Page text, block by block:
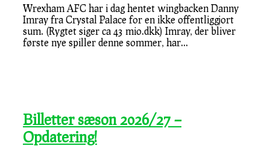
Wrexham AFC har i dag hentet wingbacken Danny
Imray fra Crystal Palace for en ikke offentliggjort
sum. (Rygtet siger ca 43 mio.dkk) Imray, der bliver
første nye spiller denne sommer, har...
Billetter sæson 2026/27 –
Opdatering!